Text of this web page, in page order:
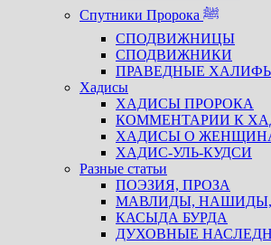
Спутники Пророка ﷺ
СПОДВИЖНИЦЫ
СПОДВИЖНИКИ
ПРАВЕДНЫЕ
Хадисы
ХАДИСЫ ПРОРОКА
КОММЕНТАРИИ К
ХАДИСЫ О
ХАДИС-УЛЬ-КУДСИ
Разные статьи
ПОЭЗИЯ, ПРОЗА
МАВЛИДЫ,
КАСЫДА БУРДА
ДУХОВНЫЕ